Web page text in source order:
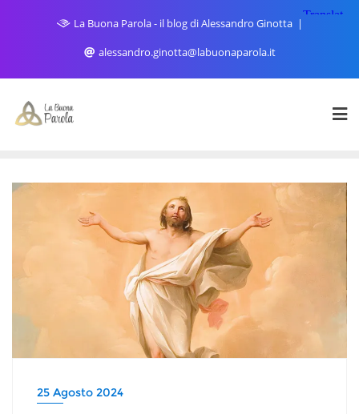
La Buona Parola - il blog di Alessandro Ginotta
alessandro.ginotta@labuonaparola.it
25 Agosto 2024